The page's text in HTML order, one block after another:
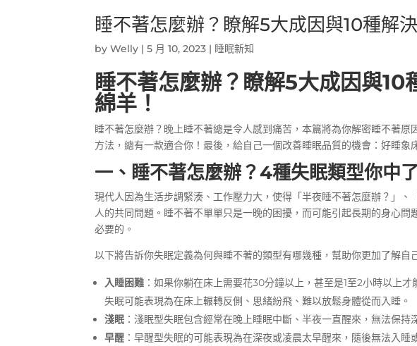
睡不著怎麼辦？瞭解5大成因與10種解
byWelly |5 月 10, 2023 | 睡眠新知
睡不著怎麼辦？瞭解5大成因與10
綿羊！
睡不著怎麼辦？晚上睡不著總是令人感到痛苦，本篇將為你解密睡不著
方法，總有一款適合你！最後，給自己一個改善睡眠品質的機會：好睡象
一、 睡不著怎麼辦？4種失眠類型你中
現代人因為生活步調緊湊、工作壓力大，使得「半夜睡不著怎麼辦？」、
人的共同問題。 睡不著不單單只是一晚的困擾，而可能引起長期的身心
必要的。
以下將告訴你失眠定義為何與睡不著的類型有哪幾種，幫助你更加了解自
入睡困難 ：如果你躺在床上需要花30分鐘以上，甚至是1至2小時以上
失眠可能表現為在床上輾轉反側、思緒紛飛、難以放鬆身體從而入睡。
淺眠 ：淺眠型失眠包含經常在晚上睡眠中斷 、半夜一直醒來 ，無法保持
早醒 ：早醒型失眠的可能表現為在深夜或凌晨太早醒來 ，隨後無法入睡